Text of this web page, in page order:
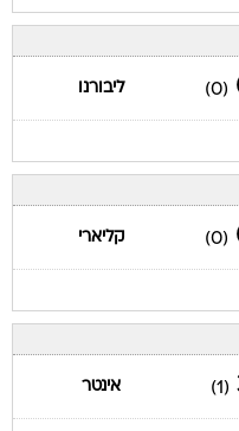
(0) ליבורנו
(0) קליארי
(1) אינטר